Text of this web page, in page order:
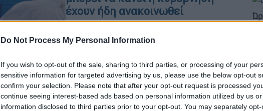
Do Not Process My Personal Information
If you wish to opt-out of the sale, sharing to third parties, or processing of your
sensitive information for targeted advertising by us, please use the below opt-out
confirm your selection. Please note that after your opt-out request is processed
continue seeing interest-based ads based on personal information utilized by us
information disclosed to third parties prior to your opt-out. You may separately
έχουν ήδη ανακοινωθεί
περαιτέρω κυβερνητικών
στέλνει ο πρωθυπουργός, ένα 24ωρο
πριν τη συνάντηση με τους αγρότες,
μέσα από την εβδομαδιαία
ανασκόπησή του